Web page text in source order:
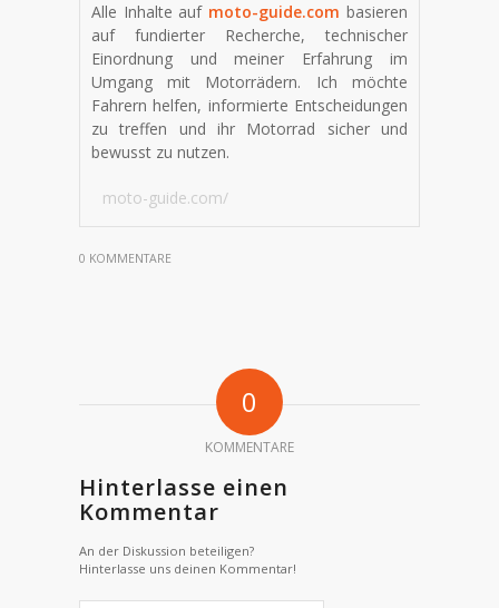
Alle Inhalte auf moto-guide.com basieren
auf fundierter Recherche, technischer
Einordnung und meiner Erfahrung im
Umgang mit Motorrädern. Ich möchte
Fahrern helfen, informierte Entscheidungen
zu treffen und ihr Motorrad sicher und
bewusst zu nutzen.
moto-guide.com/
0 KOMMENTARE
0
KOMMENTARE
Hinterlasse einen
Kommentar
An der Diskussion beteiligen?
Hinterlasse uns deinen Kommentar!